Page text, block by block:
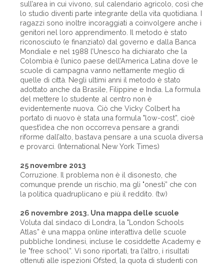
sull’area in cui vivono, sul calendario agricolo, così che
lo studio diventi parte integrante della vita quotidiana. I
ragazzi sono inoltre incoraggiati a coinvolgere anche i
genitori nel loro apprendimento. Il metodo è stato
riconosciuto (e finanziato) dal governo e dalla Banca
Mondiale e nel 1988 l’Unesco ha dichiarato che la
Colombia è l’unico paese dell’America Latina dove le
scuole di campagna vanno nettamente meglio di
quelle di città. Negli ultimi anni il metodo è stato
adottato anche da Brasile, Filippine e India. La formula
del mettere lo studente al centro non è
evidentemente nuova. Ciò che Vicky Colbert ha
portato di nuovo è stata una formula "low-cost”, cioè
quest’idea che non occorreva pensare a grandi
riforme dall’alto, bastava pensare a una scuola diversa
e provarci. (International New York Times)
25 novembre 2013
Corruzione. Il problema non è il disonesto, che
comunque prende un rischio, ma gli "onesti” che con
la politica quadruplicano e più il reddito. (tw)
26 novembre 2013. Una mappa delle scuole
Voluta dal sindaco di Londra, la "London Schools
Atlas” è una mappa online interattiva delle scuole
pubbliche londinesi, incluse le cosiddette Academy e
le "free school”. Vi sono riportati, tra l’altro, i risultati
ottenuti alle ispezioni Ofsted, la quota di studenti con